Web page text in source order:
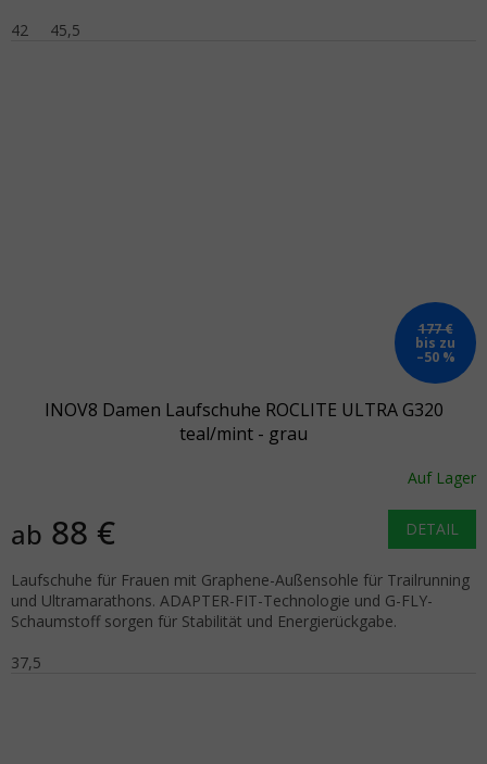
42
45,5
177 €
bis zu
–50 %
INOV8 Damen Laufschuhe ROCLITE ULTRA G320
teal/mint - grau
Auf Lager
ab 88 € DETAIL
Laufschuhe für Frauen mit Graphene-Außensohle für Trailrunning
und Ultramarathons. ADAPTER-FIT-Technologie und G-FLY-
Schaumstoff sorgen für Stabilität und Energierückgabe.
37,5